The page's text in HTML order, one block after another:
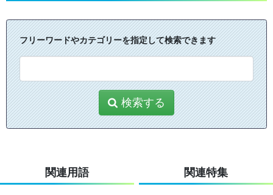
フリーワードやカテゴリーを指定して検索できます
検索する
関連用語 関連特集